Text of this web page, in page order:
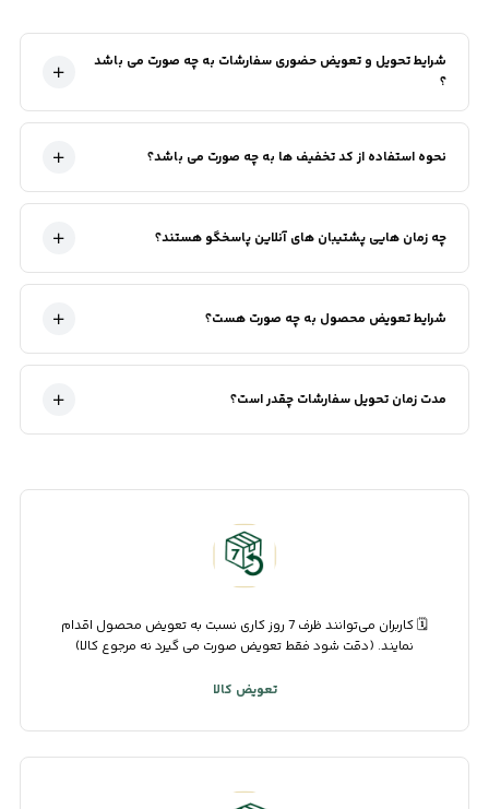
شرایط تحویل و تعویض حضوری سفارشات به چه صورت می باشد
؟
نحوه استفاده از کد تخفیف ها به چه صورت می باشد؟
چه زمان هایی پشتیبان های آنلاین پاسخگو هستند؟
شرایط تعویض محصول به چه صورت هست؟
مدت زمان تحویل سفارشات چقدر است؟
🗓️ کاربران می‌توانند ظرف 7 روز کاری نسبت به تعویض محصول اقدام
نمایند. (دقت شود فقط تعویض صورت می گیرد نه مرجوع کالا)
تعویض کالا